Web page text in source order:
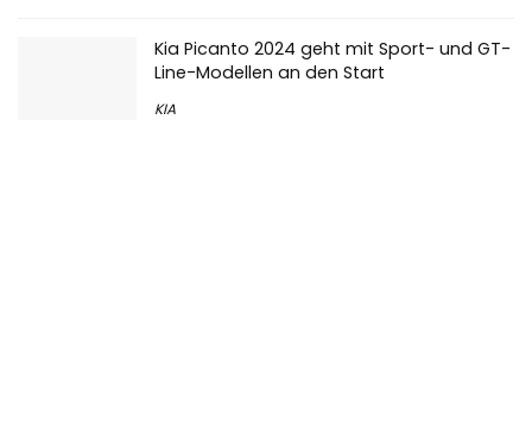
Kia Picanto 2024 geht mit Sport- und GT-
Line-Modellen an den Start